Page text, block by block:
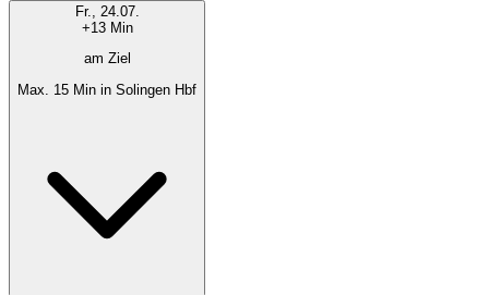
Fr., 24.07.
+13 Min
am Ziel
Max. 15 Min in Solingen Hbf